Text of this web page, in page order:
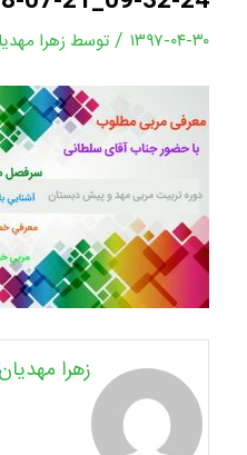
۱۳۹۷-۰۴-۳۰ / توسطزهرا
زهرا مهدیان